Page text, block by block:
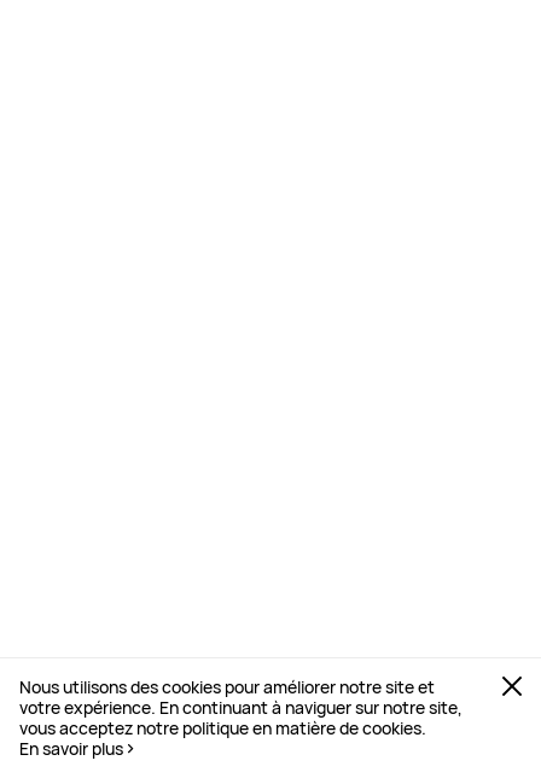
Nous utilisons des cookies pour améliorer notre site et
votre expérience. En continuant à naviguer sur notre site,
vous acceptez notre politique en matière de cookies.
En savoir plus